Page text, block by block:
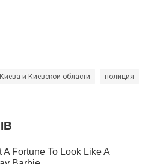
и Киевской области полиция